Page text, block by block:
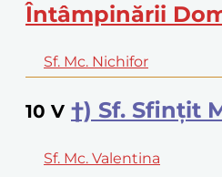
Întâmpinării
Sf. Mc. Nichifor
10 V †) Sf. Sfințit
Sf. Mc. Valentina